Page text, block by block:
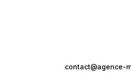
contact@agence-